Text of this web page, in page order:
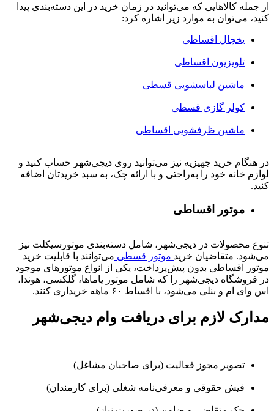
از جمله کالاهایی که می‌توانید در زمان خرید در این دسته‌بندی پیدا
کنید، می‌توان به موارد زیر اشاره کرد:
یخچال اقساطی
تلویزیون اقساطی
ماشین لباسشویی قسطی
کولر گازی قسطی
ماشین ظرفشویی اقساطی
در هنگام خرید جهیزیه نیز می‌توانید روی دیجی‌شهر حساب کنید و
لوازم خانه خود را به‌راحتی و با ارائه چک، به سبد خریدتان اضافه
کنید.
موتور اقساطی
تنوع محصولات در دیجی‌شهر، شامل دسته‌بندی موتورسیکلت نیز
می‌شود. متقاضیان خرید موتور قسطی می‌توانند با قابلیت خرید
موتور اقساطی بدون پیش‌پرداخت، یکی از انواع موتورهای موجود
در فروشگاه دیجی‌شهر را که شامل موتور یاماها، گلکسی، هوندا،
اس وای ام و بنلی می‌شود، با اقساط ۶۰ ماهه خریداری کنند.
مدارک لازم برای دریافت وام دیجی‌شهر
تصویر مجوز فعالیت (برای صاحبان مشاغل)
فیش حقوقی و معرفی‌نامه شغلی (برای کارمندان)